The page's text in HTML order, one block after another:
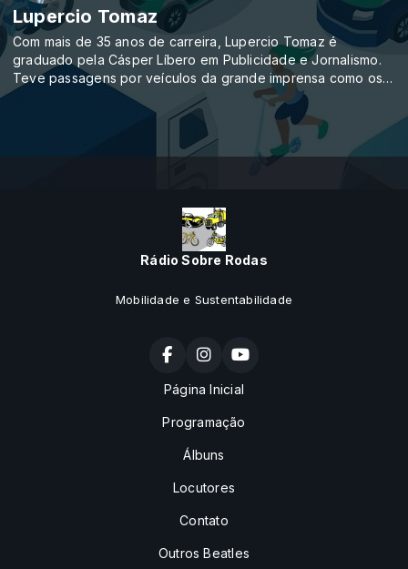
ao ar na última sexta-feira do mês, às 20h, com reprises no
sábado e no domingo subsequente, às 16h.
Lupercio Tomaz
Com mais de 35 anos de carreira, Lupercio Tomaz é
graduado pela Cásper Líbero em Publicidade e Jornalismo.
Teve passagens por veículos da grande imprensa como os
jornais Folha da Tarde e Folha de São Paulo, pelas TVs
Globo (São José do Rio Preto) e SBT (Araçatuba), pela
revista Veja São Paulo; atuou por mais de 10 anos como
assessor de imprensa. Em 2005 criou o site Carro
na USP, onde, além de Assessor de Imprensa do Reitor e
Diretor de Marketing, acumulou, de 2005 a 2013, a função de
Coordenador da Rede USP de Rádio. O boletim Mobilidade
vai ao ar diariamente durante toda a programação da Rádio
sobre o universo dos veículos e, atualmente, apresenta o
diariamente durante toda a programação da rádio.
Rádio Sobre Rodas
Mobilidade e Sustentabilidade
Página Inicial
Programação
Álbuns
Locutores
Contato
Outros Beatles